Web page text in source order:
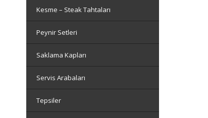
Kesme – Steak Tahtaları
Peynir Setleri
Saklama Kapları
Servis Arabaları
Tepsiler